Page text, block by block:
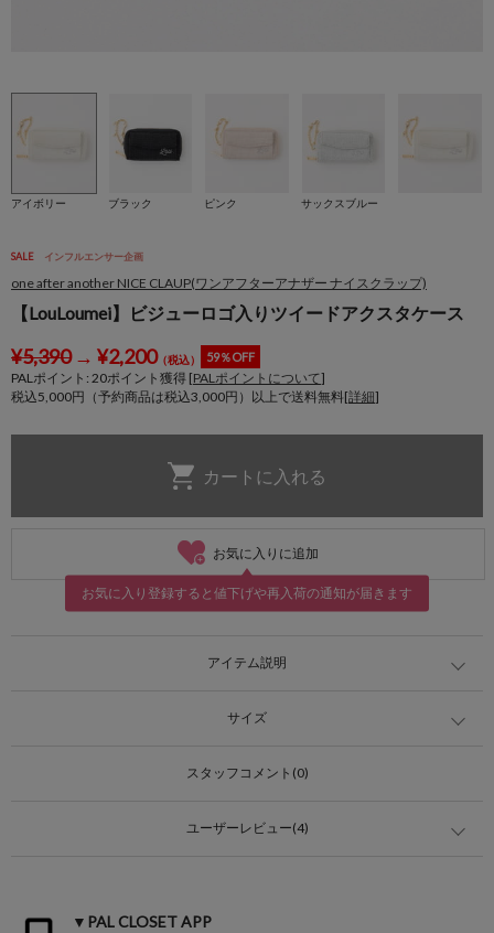
アイボリー ブラック ピンク サックスブルー
SALE インフルエンサー企画
one after another NICE CLAUP(ワンアフターアナザー ナイスクラップ)
【LouLoumei】ビジューロゴ入りツイードアクスタケース
¥5,390→ ¥2,200（税込） 59％OFF
PALポイント: 20ポイント獲得 [PALポイントについて]
税込5,000円（予約商品は税込3,000円）以上で送料無料[詳細]
お気に入りに追加
お気に入り登録すると値下げや再入荷の通知が届きます
アイテム説明
サイズ
スタッフコメント(0)
ユーザーレビュー(4)
▼PAL CLOSET APP